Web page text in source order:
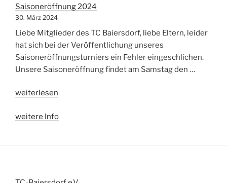
Saisoneröffnung 2024
30. März 2024
Liebe Mitglieder des TC Baiersdorf, liebe Eltern, leider
hat sich bei der Veröffentlichung unseres
Saisoneröffnungsturniers ein Fehler eingeschlichen.
Unsere Saisoneröffnung findet am Samstag den …
„Saisoneröffnung
weiterlesen
weitere Info